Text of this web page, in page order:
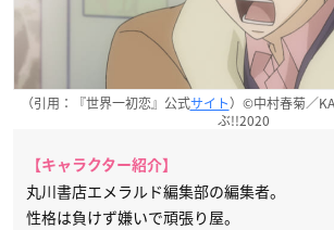
（引用：『世界一初恋』公式サイト）©中村春菊／
ぶ!!2020
【キャラクター紹介】
丸川書店エメラルド編集部の編集者。
性格は負けず嫌いで頑張り屋。